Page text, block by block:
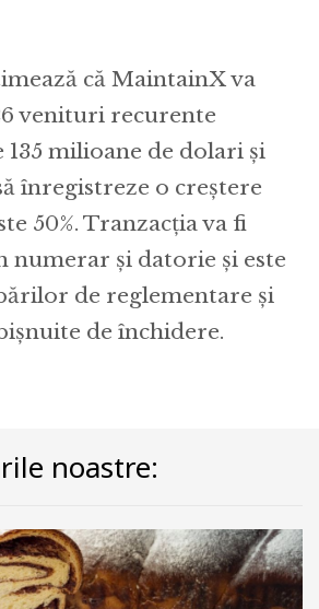
că MaintainX va
venituri recurente
135 milioane de dolari și
înregistreze o creștere
50%. Tranzacția va fi
numerar și datorie și este
de reglementare și
de închidere.
noastre: